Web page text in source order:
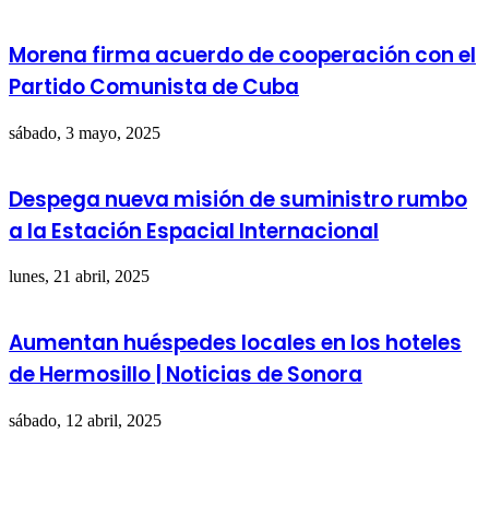
Morena firma acuerdo de cooperación con el
Partido Comunista de Cuba
sábado, 3 mayo, 2025
Despega nueva misión de suministro rumbo
a la Estación Espacial Internacional
lunes, 21 abril, 2025
Aumentan huéspedes locales en los hoteles
de Hermosillo | Noticias de Sonora
sábado, 12 abril, 2025